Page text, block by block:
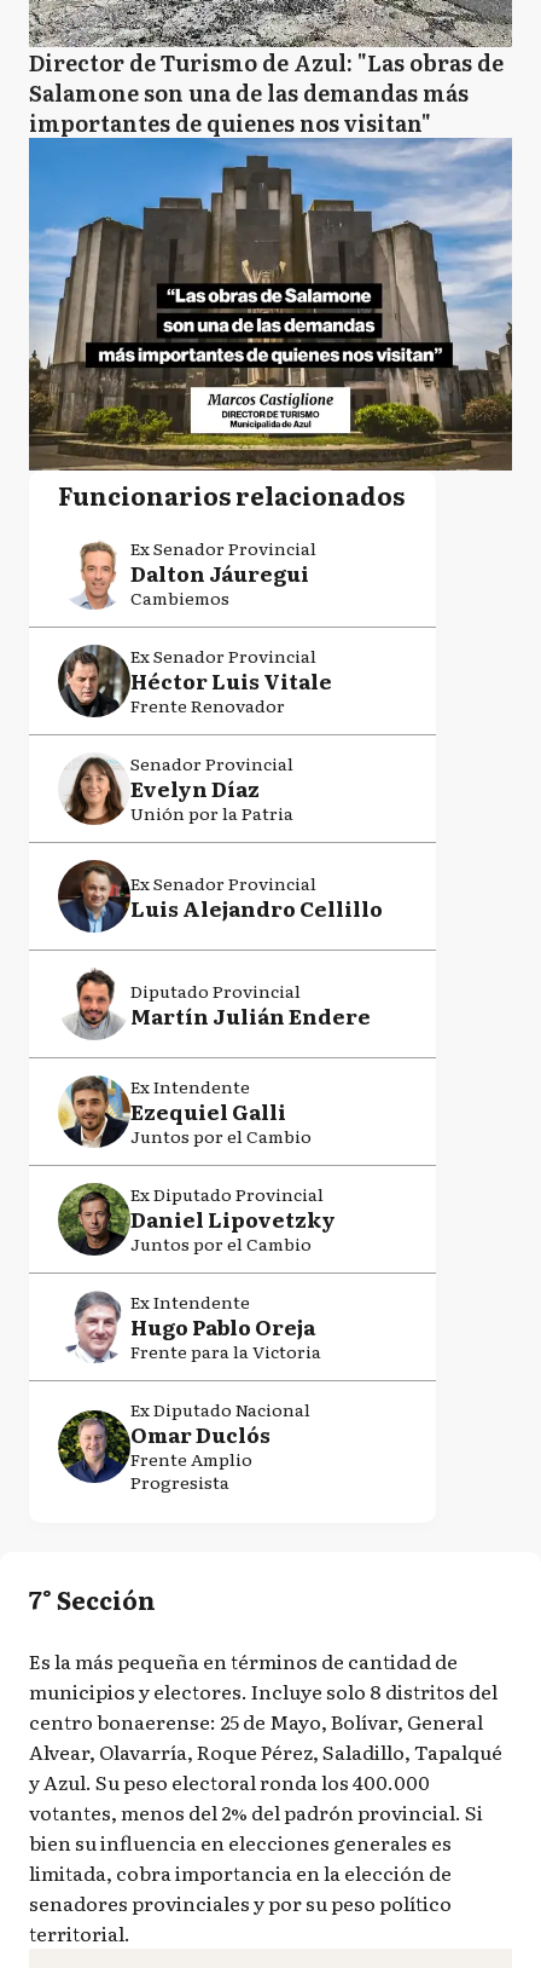
Director de Turismo de Azul: "Las obras de
Salamone son una de las demandas más
importantes de quienes nos visitan"
Funcionarios relacionados
Ex Senador Provincial
Dalton Jáuregui
Cambiemos
Ex Senador Provincial
Héctor Luis Vitale
Frente Renovador
Senador Provincial
Evelyn Díaz
Unión por la Patria
Ex Senador Provincial
Luis Alejandro Cellillo
Diputado Provincial
Martín Julián Endere
Ex Intendente
Ezequiel Galli
Juntos por el Cambio
Ex Diputado Provincial
Daniel Lipovetzky
Juntos por el Cambio
Ex Intendente
Hugo Pablo Oreja
Frente para la Victoria
Ex Diputado Nacional
Omar Duclós
Frente Amplio
Progresista
7° Sección
Es la más pequeña en términos de cantidad de
municipios y electores. Incluye solo 8 distritos del
centro bonaerense: 25 de Mayo, Bolívar, General
Alvear, Olavarría, Roque Pérez, Saladillo, Tapalqué
y Azul. Su peso electoral ronda los 400.000
votantes, menos del 2% del padrón provincial. Si
bien su influencia en elecciones generales es
limitada, cobra importancia en la elección de
senadores provinciales y por su peso político
territorial.